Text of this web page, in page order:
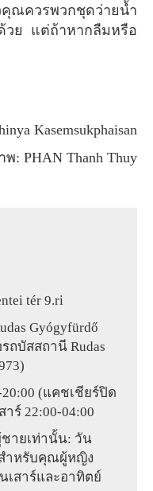
ควรพวกชุดว่ายน้ำ
วย แต่ถ้าหากลืมหรือ
Kasemsukphaisan
ภาพ: PHAN Thanh Thuy
tér 9.ri
Gyógyfürdő
ถบัสสถานี Rudas
(แคชเชียร์ปิด
ร์ 22:00-04:00
ายเท่านั้น: วัน
ำหรับคุณผู้หญิง
เสาร์และอาทิตย์